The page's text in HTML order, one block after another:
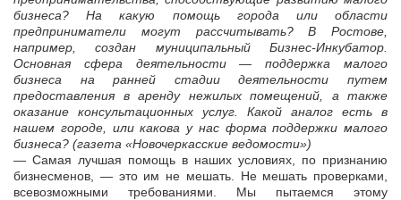
бизнеса? На какую помощь города или области
предприниматели могут рассчитывать? В Ростове,
например, создан муниципальный Бизнес-Инкубатор.
Основная сфера деятельности — поддержка малого
бизнеса на ранней стадии деятельности путем
предоставления в аренду нежилых помещений, а также
оказание консультационных услуг. Какой аналог есть в
нашем городе, или какова у нас форма поддержки малого
бизнеса? (газета «Новочеркасские ведомости»)
— Самая лучшая помощь в наших условиях, по признанию
бизнесменов, — это им не мешать. Не мешать проверками,
всевозможными требованиями. Мы пытаемся этому